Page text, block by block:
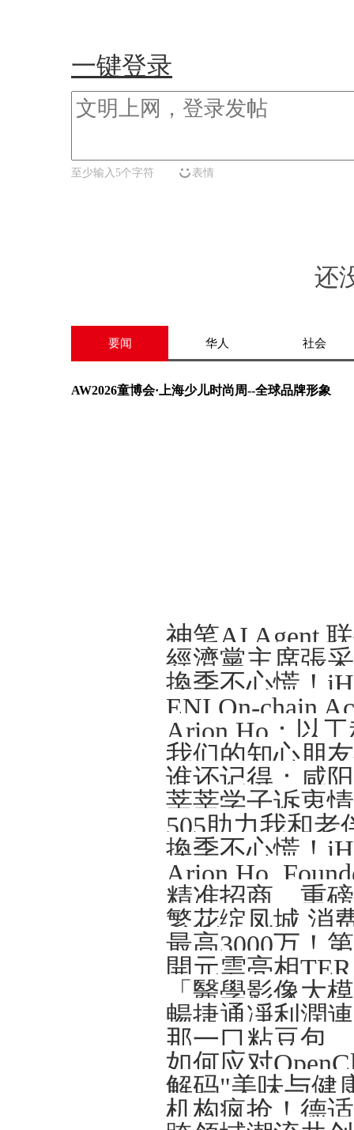
一键登录
至少输入5个字符 表情
还
要闻 华人 社会
AW2026童博会·上海少儿时尚周--全球品牌形象
Arion Ho：以
我们的知心朋
谁还记得：咸
莘莘学子诉衷情
505助力我和老
精准招商、重
繁花绽凤城 消
開元雲亮相
解码"美味与健